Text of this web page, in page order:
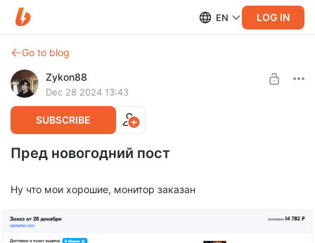
EN LOG IN
Go to blog
Zykon88
Dec 28 2024 13:43
SUBSCRIBE
Пред новогодний пост
Ну что мои хорошие, монитор заказан